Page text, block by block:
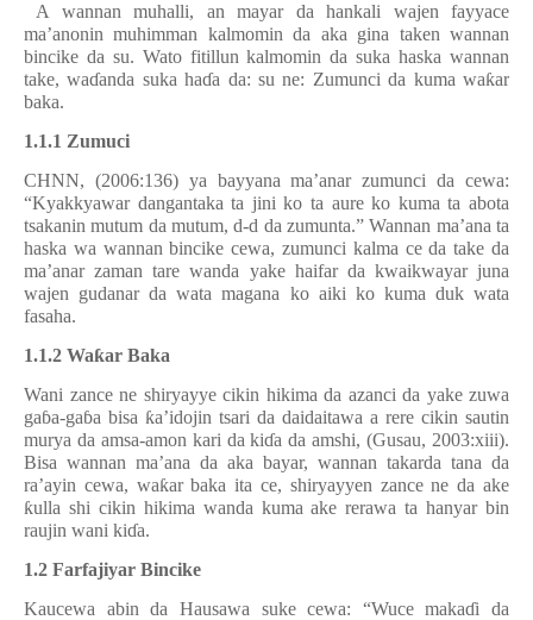
A wannan muhalli, an mayar da hankali wajen fayyace
ma’anonin muhimman kalmomin da aka gina taken wannan
bincike da su. Wato fitillun kalmomin da suka haska wannan
take, waɗanda suka haɗa da: su ne: Zumunci da kuma waƙar
baka.
1.1.1 Zumuci
CHNN, (2006:136) ya bayyana ma’anar zumunci da cewa:
“Kyakkyawar dangantaka ta jini ko ta aure ko kuma ta abota
tsakanin mutum da mutum, d-d da zumunta.” Wannan ma’ana ta
haska wa wannan bincike cewa, zumunci kalma ce da take da
ma’anar zaman tare wanda yake haifar da kwaikwayar juna
wajen gudanar da wata magana ko aiki ko kuma duk wata
fasaha.
1.1.2 Waƙar Baka
Wani zance ne shiryayye cikin hikima da azanci da yake zuwa
gaɓa-gaɓa bisa ƙa’idojin tsari da daidaitawa a rere cikin sautin
murya da amsa-amon kari da kiɗa da amshi, (Gusau, 2003:xiii).
Bisa wannan ma’ana da aka bayar, wannan takarda tana da
ra’ayin cewa, waƙar baka ita ce, shiryayyen zance ne da ake
ƙulla shi cikin hikima wanda kuma ake rerawa ta hanyar bin
raujin wani kiɗa.
1.2 Farfajiyar Bincike
Kaucewa abin da Hausawa suke cewa: “Wuce makaɗi da